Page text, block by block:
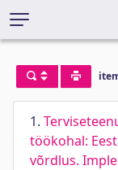
1.
töökohal:
võrdlus.